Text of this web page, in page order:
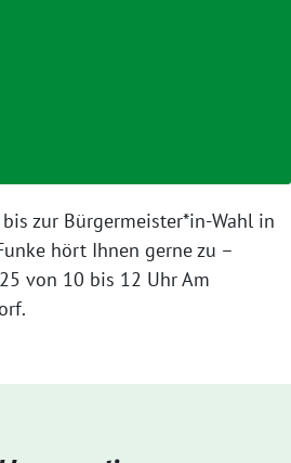
zur Bürgermeister*in-Wahl in
hört Ihnen gerne zu –
von 10 bis 12 Uhr Am